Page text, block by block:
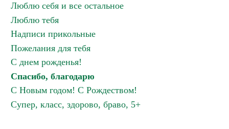
Люблю себя и все остальное
Люблю тебя
Надписи прикольные
Пожелания для тебя
С днем рожденья!
Спасибо, благодарю
С Новым годом! С Рождеством!
Супер, класс, здорово, браво, 5+